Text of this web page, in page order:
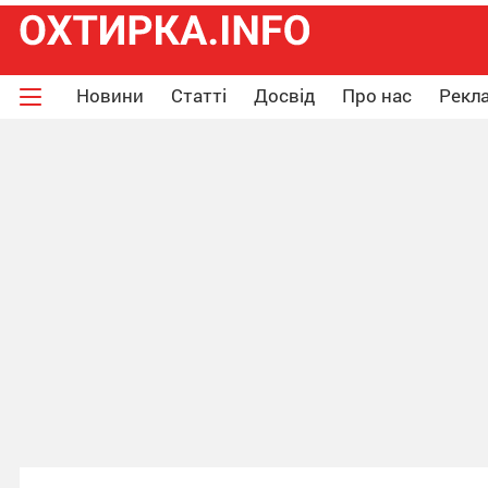
Новини Статті Досвід Про нас